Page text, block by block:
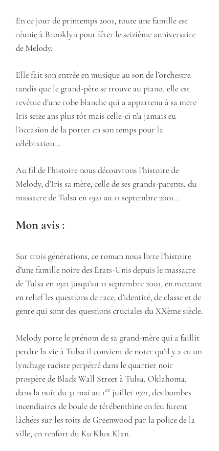
En ce jour de printemps 2001, toute une famille est
réunie à Brooklyn pour fêter le seizième anniversaire
de Melody.
Elle fait son entrée en musique au son de l’orchestre
tandis que le grand-père se trouve au piano, elle est
revêtue d’une robe blanche qui a appartenu à sa mère
Iris seize ans plus tôt mais celle-ci n’a jamais eu
l’occasion de la porter en son temps pour la
célébration…
Au fil de l’histoire nous découvrons l’histoire de
Melody, d’Iris sa mère, celle de ses grands-parents, du
massacre de Tulsa en 1921 au 11 septembre 2001…
Mon avis :
Sur trois générations, ce roman nous livre l’histoire
d’une famille noire des États-Unis depuis le massacre
de Tulsa en 1921 jusqu’au 11 septembre 2001, en mettant
en relief les questions de race, d’identité, de classe et de
genre qui sont des questions cruciales du XXème siècle.
Melody porte le prénom de sa grand-mère qui a faillit
perdre la vie à Tulsa il convient de noter qu’il y a eu un
lynchage raciste perpétré dans le quartier noir
prospère de Black Wall Street à Tulsa, Oklahoma,
dans la nuit du 31 mai au 1er juillet 1921, des bombes
incendiaires de boule de térébenthine en feu furent
lâchées sur les toits de Greenwood par la police de la
ville, en renfort du Ku Klux Klan.